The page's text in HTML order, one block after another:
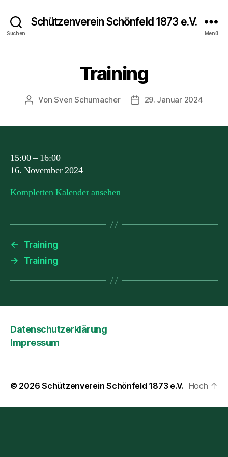
Suchen
Schützenverein Schönfeld 1873 e.V.
Menü
Training
Beitragsautor
VonSven Schumacher Beitragsdatum
29. Januar 2024
Training
15:00–16:00
16. November 2024
Kompletten Kalender ansehen
←
Training
→
Training
Datenschutzerklärung
Impressum
© 2026Schützenverein Schönfeld 1873 e.V. Hoch ↑